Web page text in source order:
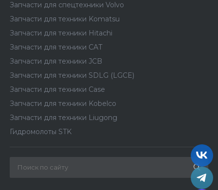
Запчасти для спецтехники Volvo
Запчасти для техники Komatsu
Запчасти для техники Hitachi
Запчасти для техники CAT
Запчасти для техники JCB
Запчасти для техники SDLG (LGCE)
Запчасти для техники Case
Запчасти для техники Kobelco
Запчасти для техники Liugong
Гидромолоты STK